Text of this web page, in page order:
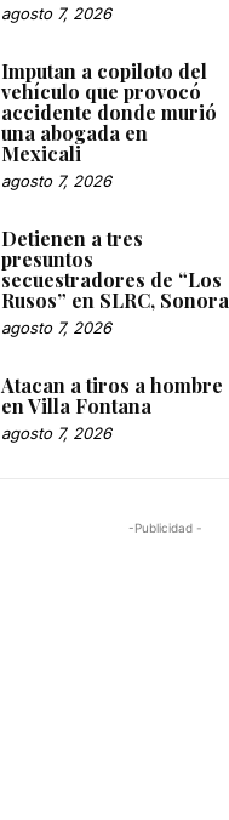
agosto 7, 2026
Imputan a copiloto del
vehículo que provocó
accidente donde murió
una abogada en
Mexicali
agosto 7, 2026
Detienen a tres
presuntos
secuestradores de “Los
Rusos” en SLRC, Sonora
agosto 7, 2026
Atacan a tiros a hombre
en Villa Fontana
agosto 7, 2026
-Publicidad -